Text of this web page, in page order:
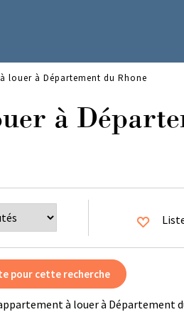
louer à Département du Rhone
à
à louer à Département